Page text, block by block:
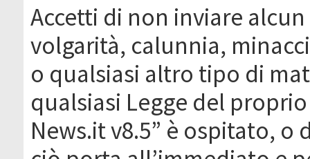
Accetti di non inviare
volgarità, calunnia,
o qualsiasi altro tipo di
qualsiasi Legge del
News.it v8.5” è ospitato, o